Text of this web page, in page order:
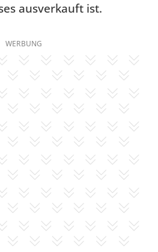
ausverkauft ist.
WERBUNG